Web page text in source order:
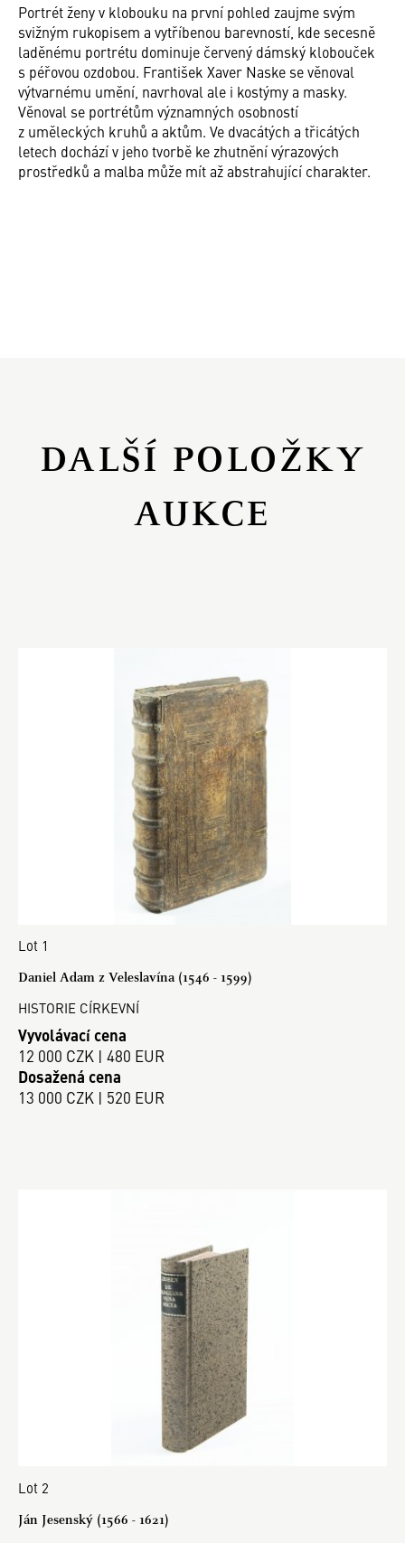
Portrét ženy v klobouku na první pohled zaujme svým
svižným rukopisem a vytříbenou barevností, kde secesně
laděnému portrétu dominuje červený dámský klobouček
s péřovou ozdobou. František Xaver Naske se věnoval
výtvarnému umění, navrhoval ale i kostýmy a masky.
Věnoval se portrétům významných osobností
z uměleckých kruhů a aktům. Ve dvacátých a třicátých
letech dochází v jeho tvorbě ke zhutnění výrazových
prostředků a malba může mít až abstrahující charakter.
DALŠÍ POLOŽKY
AUKCE
Lot 1
Daniel Adam z Veleslavína (1546 - 1599)
HISTORIE CÍRKEVNÍ
Vyvolávací cena
12 000 CZK | 480 EUR
Dosažená cena
13 000 CZK | 520 EUR
Lot 2
Ján Jesenský (1566 - 1621)